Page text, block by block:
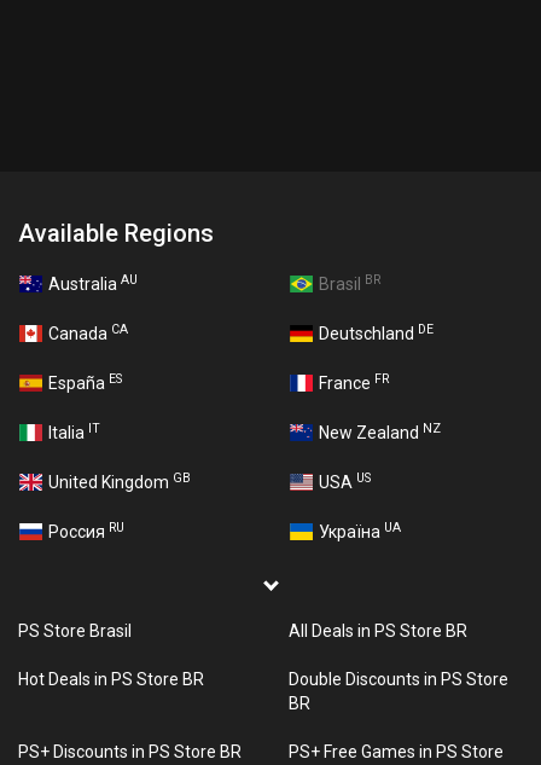
Available Regions
Australia AU Brasil BR
Canada CA Deutschland DE
España ES France FR
Italia IT New Zealand NZ
United Kingdom GB USA US
Россия RU Україна UA
PS Store Brasil All Deals in PS Store BR
Hot Deals in PS Store BR
Double Discounts in PS Store
BR
PS+ Discounts in PS Store BR PS+ Free Games in PS Store